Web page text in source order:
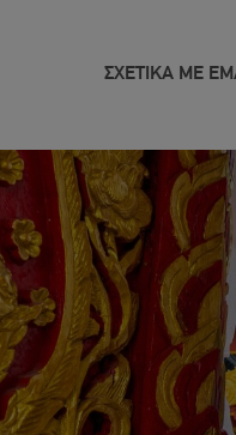
ΣΧΕΤΙΚΑ ΜΕ